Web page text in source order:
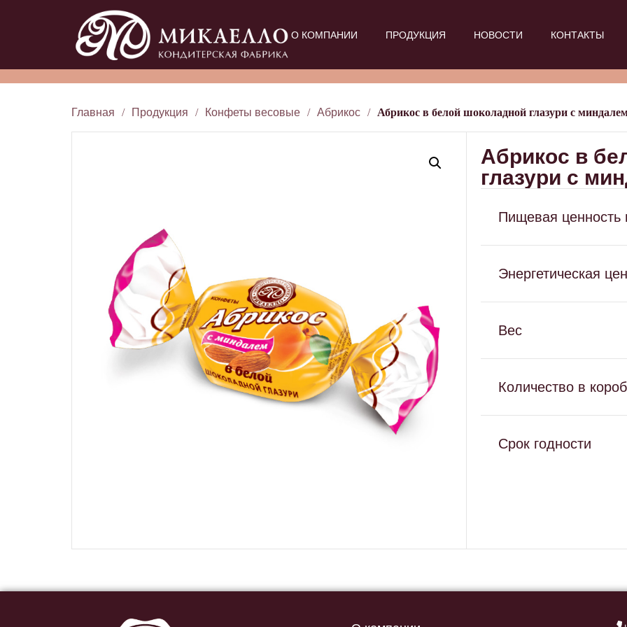
О КОМПАНИИ ПРОДУКЦИЯ НОВОСТИ КОНТАКТЫ
Главная / Продукция / Конфеты весовые / Абрикос / Абрикос в белой шоколадной глазури с
Абрикос в
глазури с
Пищевая ценность
Энергетическая
Вес
Количество в
Срок годности